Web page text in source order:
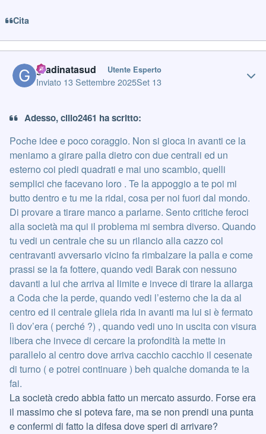
Cita
gradinatasud Utente Esperto
Inviato 13 Settembre 2025Set 13
Adesso, cillo2461 ha scritto:
Poche idee e poco coraggio. Non si gioca in avanti ce la
meniamo a girare palla dietro con due centrali ed un
esterno coi piedi quadrati e mai uno scambio, quelli
semplici che facevano loro . Te la appoggio a te poi mi
butto dentro e tu me la ridai, cosa per noi fuori dal mondo.
Di provare a tirare manco a parlarne. Sento critiche feroci
alla società ma qui il problema mi sembra diverso. Quando
tu vedi un centrale che su un rilancio alla cazzo col
centravanti avversario vicino fa rimbalzare la palla e come
prassi se la fa fottere, quando vedi Barak con nessuno
davanti a lui che arriva al limite e invece di tirare la allarga
a Coda che la perde, quando vedi l’esterno che la da al
centro ed il centrale gliela rida in avanti ma lui si è fermato
lì dov’era ( perché ?) , quando vedi uno in uscita con visura
libera che invece di cercare la profondità la mette in
parallelo al centro dove arriva cacchio cacchio il cesenate
di turno ( e potrei continuare ) beh qualche domanda te la
fai.
La società credo abbia fatto un mercato assurdo. Forse era
il massimo che si poteva fare, ma se non prendi una punta
e confermi di fatto la difesa dove speri di arrivare?